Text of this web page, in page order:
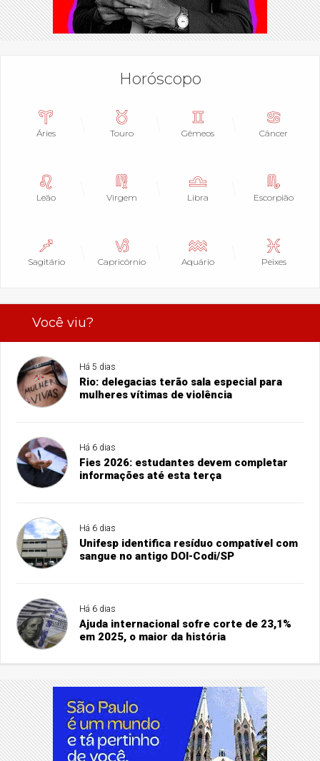
Horóscopo
Áries Touro Gêmeos Câncer
Leão Virgem Libra Escorpião
Sagitário Capricórnio Aquário Peixes
Você viu?
Há 5 dias
Rio: delegacias terão sala especial para
mulheres vítimas de violência
Há 6 dias
Fies 2026: estudantes devem completar
informações até esta terça
Há 6 dias
Unifesp identifica resíduo compatível com
sangue no antigo DOI-Codi/SP
Há 6 dias
Ajuda internacional sofre corte de 23,1%
em 2025, o maior da história